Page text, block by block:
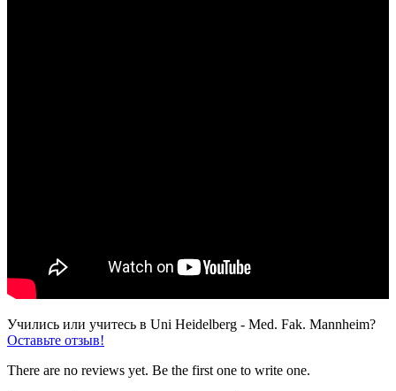
Учились или учитесь в Uni Heidelberg - Med. Fak. Mannheim?
Оставьте отзыв!
There are no reviews yet. Be the first one to write one.